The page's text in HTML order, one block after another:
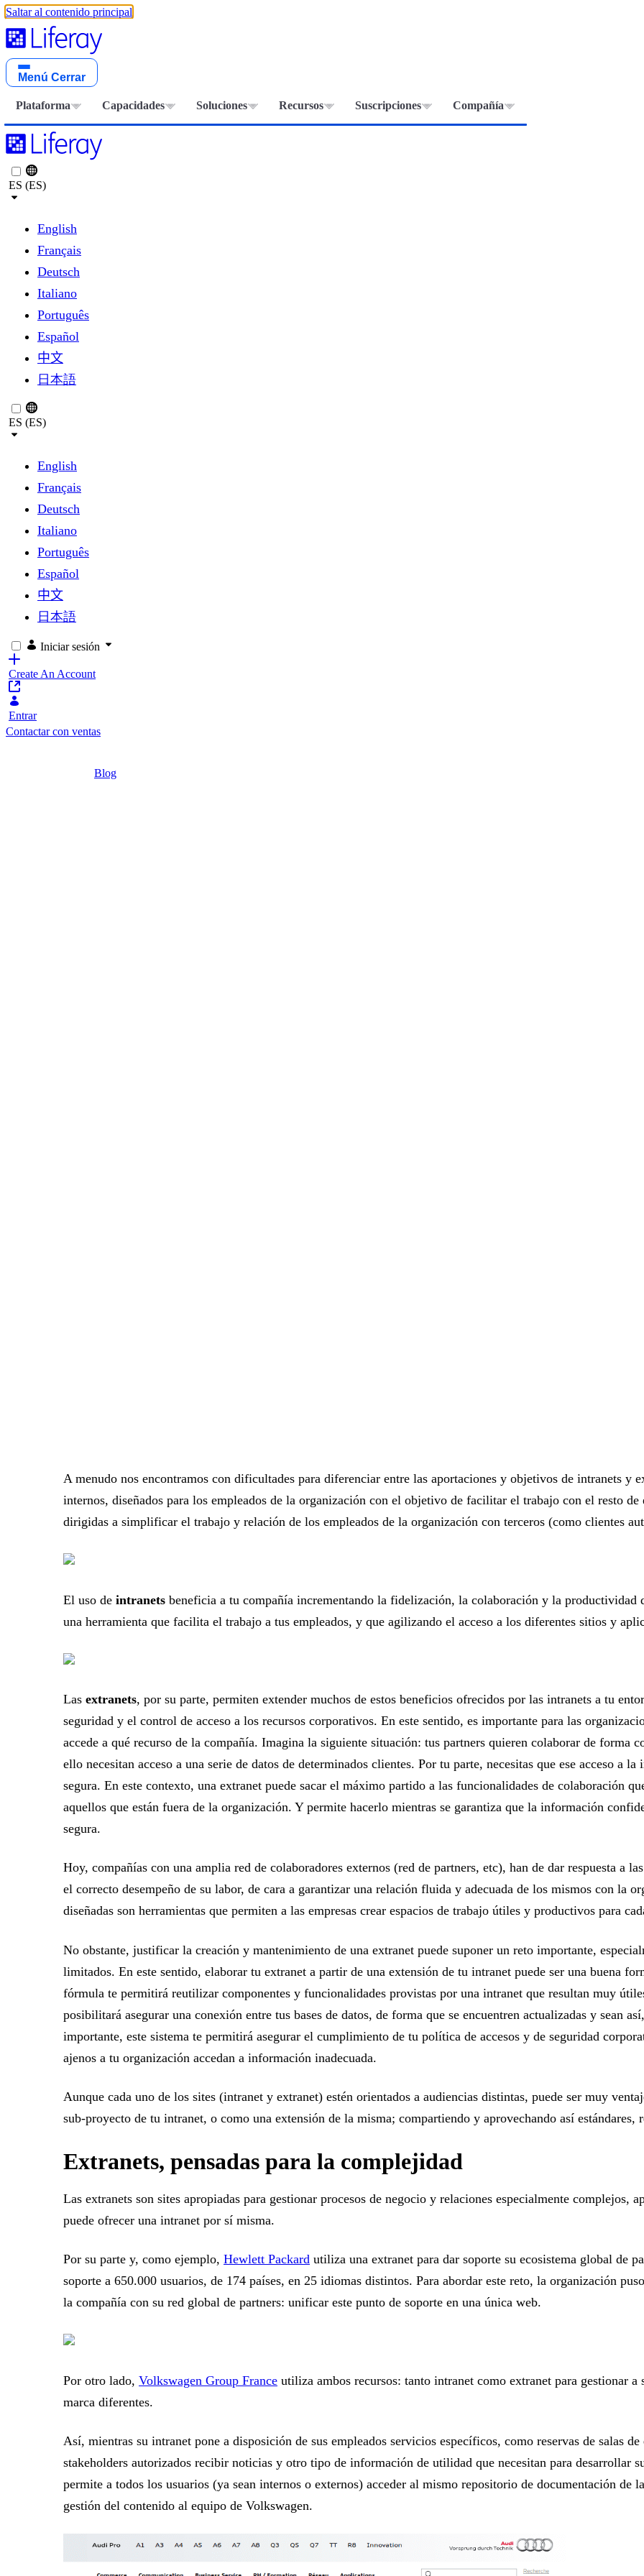
Saltar al contenido principal
Menú Cerrar
Plataforma Capacidades Soluciones Recursos Suscripciones Compañía
ES (ES)
English
Français
Deutsch
Italiano
Português
Español
中文
日本語
ES (ES)
English
Français
Deutsch
Italiano
Português
Español
中文
日本語
Iniciar sesión
Create An Account
Entrar
Contactar con ventas
Blog
A menudo nos encontramos con dificultades para diferenciar entre las aportaciones y objetivos de intranets y
internos, diseñados para los empleados de la organización con el objetivo de facilitar el trabajo con el resto de
dirigidas a simplificar el trabajo y relación de los empleados de la organización con terceros (como clientes
El uso de intranets beneficia a tu compañía incrementando la fidelización, la colaboración y la productividad
una herramienta que facilita el trabajo a tus empleados, y que agilizando el acceso a los diferentes sitios y
Las extranets, por su parte, permiten extender muchos de estos beneficios ofrecidos por las intranets a tu
seguridad y el control de acceso a los recursos corporativos. En este sentido, es importante para las
accede a qué recurso de la compañía. Imagina la siguiente situación: tus partners quieren colaborar de forma
ello necesitan acceso a una serie de datos de determinados clientes. Por tu parte, necesitas que ese acceso a
segura. En este contexto, una extranet puede sacar el máximo partido a las funcionalidades de colaboración
aquellos que están fuera de la organización. Y permite hacerlo mientras se garantiza que la información
segura.
Hoy, compañías con una amplia red de colaboradores externos (red de partners, etc), han de dar respuesta a
el correcto desempeño de su labor, de cara a garantizar una relación fluida y adecuada de los mismos con la
diseñadas son herramientas que permiten a las empresas crear espacios de trabajo útiles y productivos para
No obstante, justificar la creación y mantenimiento de una extranet puede suponer un reto importante,
limitados. En este sentido, elaborar tu extranet a partir de una extensión de tu intranet puede ser una buena
fórmula te permitirá reutilizar componentes y funcionalidades provistas por una intranet que resultan muy
posibilitará asegurar una conexión entre tus bases de datos, de forma que se encuentren actualizadas y sean
importante, este sistema te permitirá asegurar el cumplimiento de tu política de accesos y de seguridad
ajenos a tu organización accedan a información inadecuada.
Aunque cada uno de los sites (intranet y extranet) estén orientados a audiencias distintas, puede ser muy
sub-proyecto de tu intranet, o como una extensión de la misma; compartiendo y aprovechando así estándares,
Extranets, pensadas para la complejidad
Las extranets son sites apropiadas para gestionar procesos de negocio y relaciones especialmente complejos,
puede ofrecer una intranet por sí misma.
Por su parte y, como ejemplo, Hewlett Packard utiliza una extranet para dar soporte su ecosistema global de
soporte a 650.000 usuarios, de 174 países, en 25 idiomas distintos. Para abordar este reto, la organización
la compañía con su red global de partners: unificar este punto de soporte en una única web.
Por otro lado, Volkswagen Group France utiliza ambos recursos: tanto intranet como extranet para gestionar a
marca diferentes.
Así, mientras su intranet pone a disposición de sus empleados servicios específicos, como reservas de salas
stakeholders autorizados recibir noticias y otro tipo de información de utilidad que necesitan para desarrollar
permite a todos los usuarios (ya sean internos o externos) acceder al mismo repositorio de documentación de
gestión del contenido al equipo de Volkswagen.